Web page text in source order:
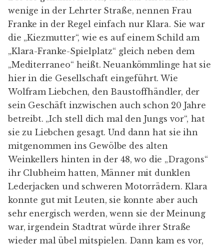
wenige in der Lehrter Straße, nennen Frau
Franke in der Regel einfach nur Klara. Sie war
die „Kiezmutter“, wie es auf einem Schild am
„Klara-Franke-Spielplatz“ gleich neben dem
„Mediterraneo“ heißt. Neuankömmlinge hat sie
hier in die Gesellschaft eingeführt. Wie
Wolfram Liebchen, den Baustoffhändler, der
sein Geschäft inzwischen auch schon 20 Jahre
betreibt. „Ich stell dich mal den Jungs vor“, hat
sie zu Liebchen gesagt. Und dann hat sie ihn
mitgenommen ins Gewölbe des alten
Weinkellers hinten in der 48, wo die „Dragons“
ihr Clubheim hatten, Männer mit dunklen
Lederjacken und schweren Motorrädern. Klara
konnte gut mit Leuten, sie konnte aber auch
sehr energisch werden, wenn sie der Meinung
war, irgendein Stadtrat würde ihrer Straße
wieder mal übel mitspielen. Dann kam es vor,